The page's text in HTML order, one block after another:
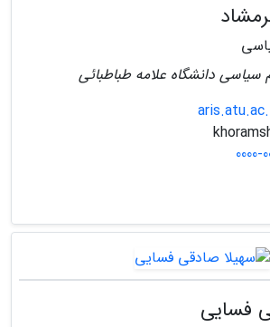
سیاسی دانشگاه علامه طباطبائی
فسایی